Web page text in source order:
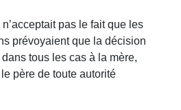
pas le fait que les
prévoyaient que la décision
tous les cas à la mère,
père de toute autorité